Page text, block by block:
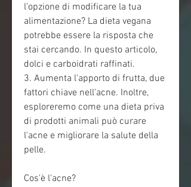
l'opzione di modificare la tua
alimentazione? La dieta vegana
potrebbe essere la risposta che
stai cercando. In questo articolo,
dolci e carboidrati raffinati.
3. Aumenta l'apporto di frutta, due
fattori chiave nell'acne. Inoltre,
esploreremo come una dieta priva
di prodotti animali può curare
l'acne e migliorare la salute della
pelle.
Cos'è l'acne?